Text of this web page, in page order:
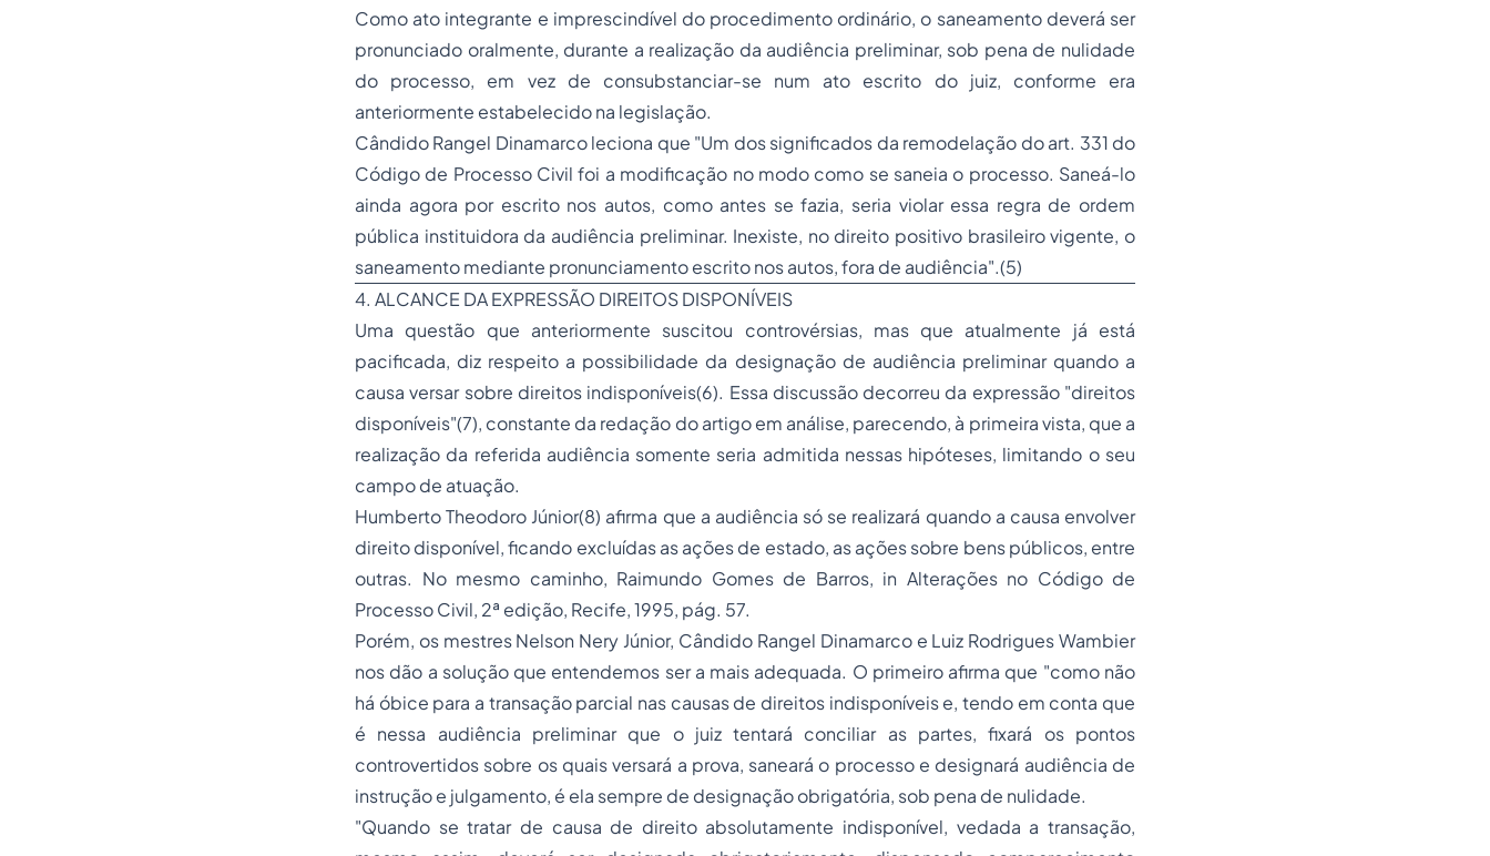
Como ato integrante e imprescindível do procedimento ordinário, o saneamento deverá ser
pronunciado oralmente, durante a realização da audiência preliminar, sob pena de nulidade
do processo, em vez de consubstanciar-se num ato escrito do juiz, conforme era
anteriormente estabelecido na legislação.
Cândido Rangel Dinamarco leciona que "Um dos significados da remodelação do art. 331 do
Código de Processo Civil foi a modificação no modo como se saneia o processo. Saneá-lo
ainda agora por escrito nos autos, como antes se fazia, seria violar essa regra de ordem
pública instituidora da audiência preliminar. Inexiste, no direito positivo brasileiro vigente, o
saneamento mediante pronunciamento escrito nos autos, fora de audiência".(5)
4. ALCANCE DA EXPRESSÃO DIREITOS DISPONÍVEIS
Uma questão que anteriormente suscitou controvérsias, mas que atualmente já está
pacificada, diz respeito a possibilidade da designação de audiência preliminar quando a
causa versar sobre direitos indisponíveis(6). Essa discussão decorreu da expressão "direitos
disponíveis"(7), constante da redação do artigo em análise, parecendo, à primeira vista, que a
realização da referida audiência somente seria admitida nessas hipóteses, limitando o seu
campo de atuação.
Humberto Theodoro Júnior(8) afirma que a audiência só se realizará quando a causa envolver
direito disponível, ficando excluídas as ações de estado, as ações sobre bens públicos, entre
outras. No mesmo caminho, Raimundo Gomes de Barros, in Alterações no Código de
Processo Civil, 2ª edição, Recife, 1995, pág. 57.
Porém, os mestres Nelson Nery Júnior, Cândido Rangel Dinamarco e Luiz Rodrigues Wambier
nos dão a solução que entendemos ser a mais adequada. O primeiro afirma que "como não
há óbice para a transação parcial nas causas de direitos indisponíveis e, tendo em conta que
é nessa audiência preliminar que o juiz tentará conciliar as partes, fixará os pontos
controvertidos sobre os quais versará a prova, saneará o processo e designará audiência de
instrução e julgamento, é ela sempre de designação obrigatória, sob pena de nulidade.
"Quando se tratar de causa de direito absolutamente indisponível, vedada a transação,